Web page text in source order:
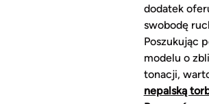
dodatek
swobodę
Poszukując
modelu o
tonacji,
nepalską